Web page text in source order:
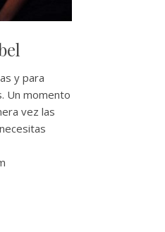
y para
Un momento
vez las